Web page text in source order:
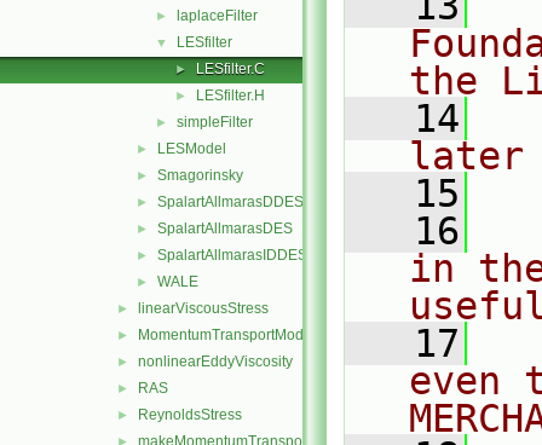
► laplaceFilter
▼ LESfilter
► LESfilter.C
► LESfilter.H
► simpleFilter
► LESModel
► Smagorinsky
► SpalartAllmarasDDES
► SpalartAllmarasDES
► SpalartAllmarasIDDES
► WALE
► linearViscousStress
► MomentumTransportModel
► nonlinearEddyViscosity
► RAS
► ReynoldsStress
makeMomentumTransportModel.H
the
   14
later
   15
   16
in
   17
even